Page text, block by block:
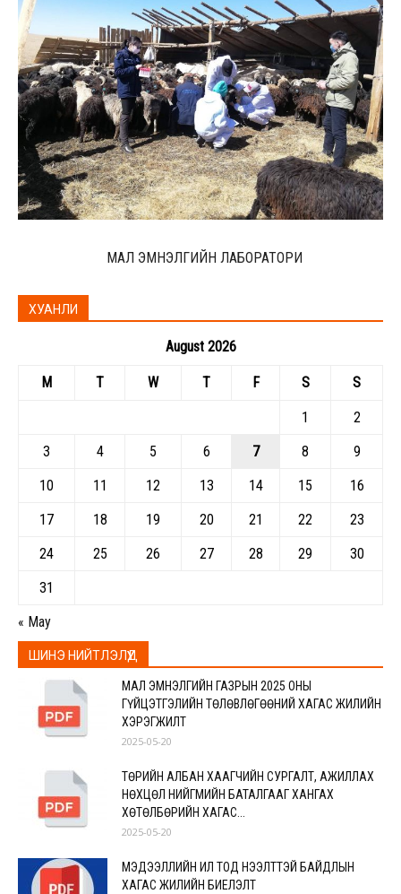
МАЛ ЭМНЭЛГИЙН ЛАБОРАТОРИ
ХУАНЛИ
August 2026
M T W T F S S
« May
1
2
3
4 5 6 7 8
9
10
11 12 13 14 15
16
17
18 19 20 21 22
23
24
25 26 27 28 29
30
31
ШИНЭ НИЙТЛЭЛҮҮД
МАЛ ЭМНЭЛГИЙН ГАЗРЫН 2025 ОНЫ
ГҮЙЦЭТГЭЛИЙН ТӨЛӨВЛӨГӨӨНИЙ ХАГАС ЖИЛИЙН
ХЭРЭГЖИЛТ
2025-05-20
ТӨРИЙН АЛБАН ХААГЧИЙН СУРГАЛТ, АЖИЛЛАХ
НӨХЦӨЛ НИЙГМИЙН БАТАЛГААГ ХАНГАХ
ХӨТӨЛБӨРИЙН ХАГАС...
2025-05-20
МЭДЭЭЛЛИЙН ИЛ ТОД НЭЭЛТТЭЙ БАЙДЛЫН
ХАГАС ЖИЛИЙН БИЕЛЭЛТ